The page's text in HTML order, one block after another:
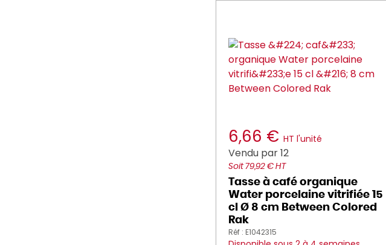
6,66 € HT l'unité
Vendu par 12
Soit 79,92 € HT
Tasse à café organique
Water porcelaine vitrifiée 15
cl Ø 8 cm Between Colored
Rak
Réf : E1042315